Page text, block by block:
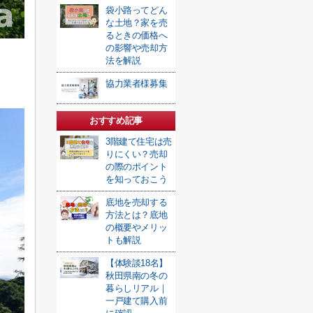
袋小路ってどん
な土地？家を売
るときの価格へ
の影響や売却方
法を解説
協力業者様募集
おすすめ記事
3階建て住宅は売
りにくい？売却
の際のポイント
を知っておこう
底地を売却する
方法とは？底地
の概要やメリッ
トも解説
【体験談18名】
秋田県南の冬の
暮らしリアル｜
一戸建て購入前